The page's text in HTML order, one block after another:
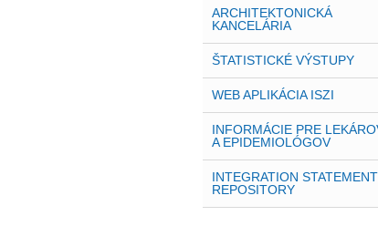
ARCHITEKTONICKÁ
KANCELÁRIA
ŠTATISTICKÉ VÝSTUPY
WEB APLIKÁCIA ISZI
INFORMÁCIE PRE
A EPIDEMIOLÓGOV
INTEGRATION
REPOSITORY